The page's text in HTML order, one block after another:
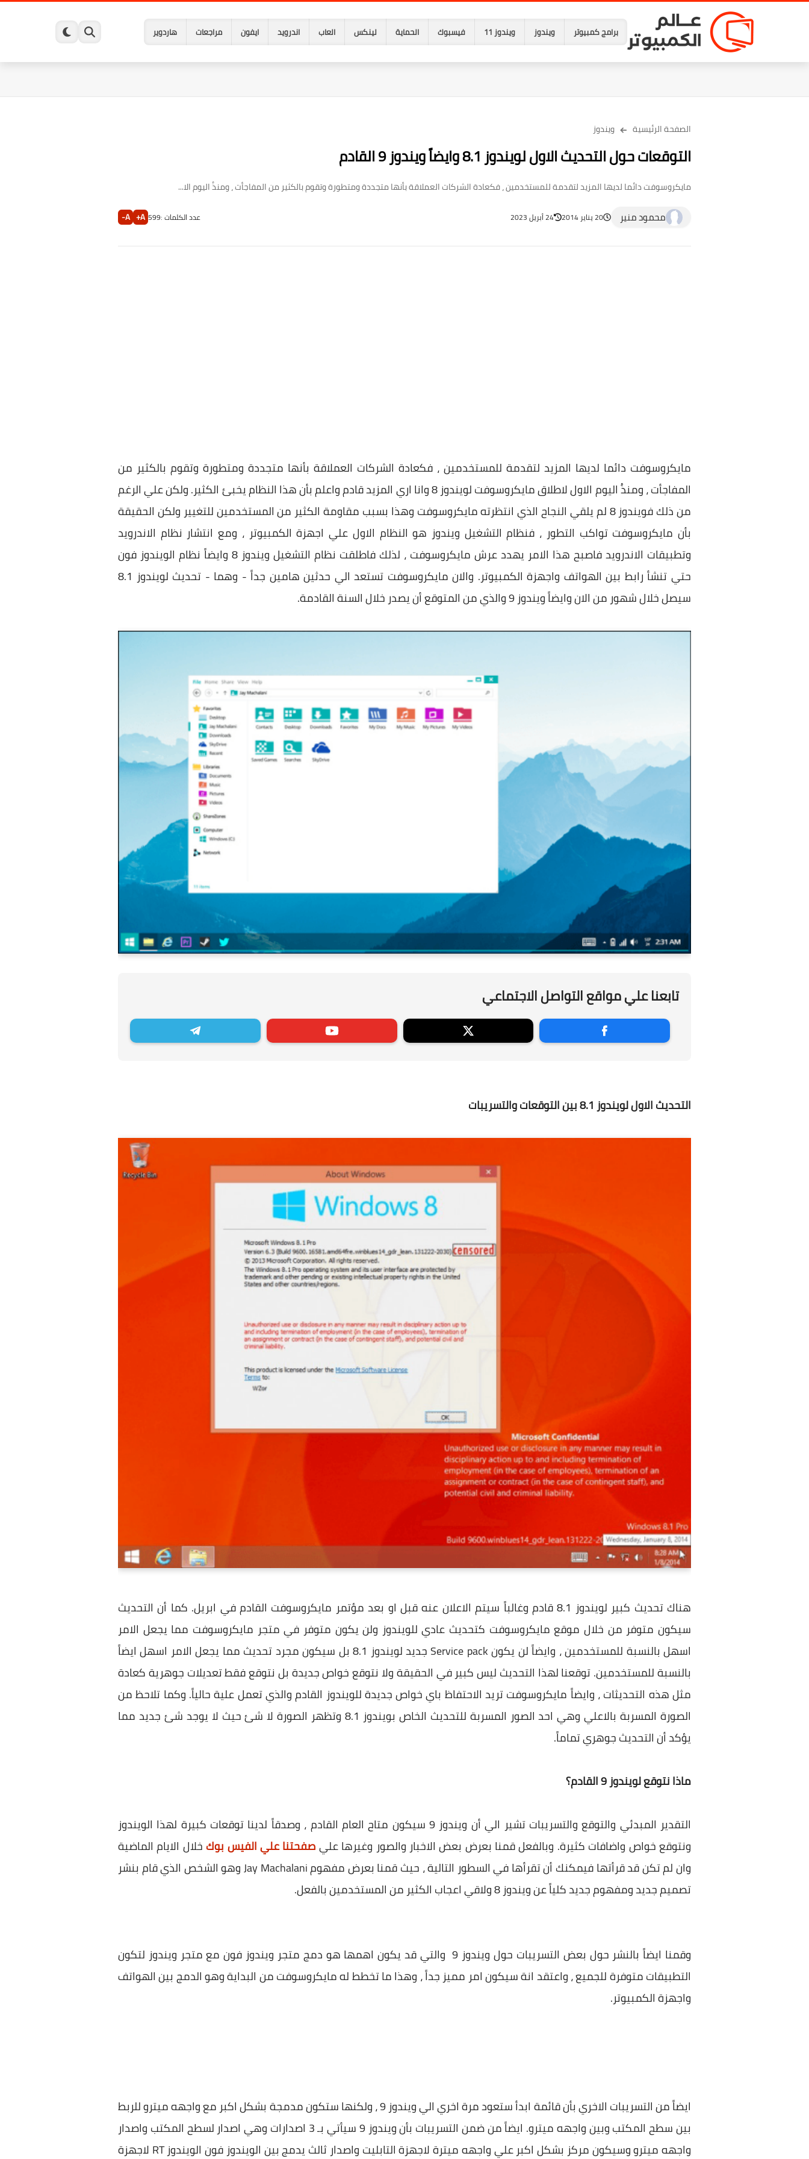
برامج كمبيوتر ويندوز ويندوز 11 فيسبوك الحماية لينكس العاب اندرويد ايفون مراجعات هاردوير
الصفحة الرئيسية ويندوز
التوقعات حول التحديث الاول لويندوز 8.1 وايضاً ويندوز 9 القادم
مايكروسوفت دائما لديها المزيد لتقدمة للمستخدمين ، فكعادة الشركات العملاقة بأنها متجددة ومتطورة وتقوم بالكثير من المفاجأت ، ومنذُ اليوم الا...
محمود منير 20 يناير 2014 24 أبريل 2023 عدد الكلمات :599
A+
A-
مايكروسوفت دائما لديها المزيد لتقدمة للمستخدمين ، فكعادة الشركات العملاقة بأنها متجددة ومتطورة وتقوم بالكثير من
المفاجأت ، ومنذُ اليوم الاول لاطلاق مايكروسوفت لويندوز 8 وانا اري المزيد قادم واعلم بأن هذا النظام يخبئ الكثير. ولكن علي الرغم
من ذلك فويندوز 8 لم يلقي النجاح الذي انتظرته مايكروسوفت وهذا بسبب مقاومة الكثير من المستخدمين للتغيير ولكن الحقيقة
بأن مايكروسوفت تواكب التطور ، فنظام التشغيل ويندوز هو النظام الاول علي اجهزة الكمبيوتر ، ومع انتشار نظام الاندرويد
وتطبيقات الاندرويد فاصبح هذا الامر يهدد عرش مايكروسوفت ، لذلك فاطلقت نظام التشغيل ويندوز 8 وايضاً نظام الويندوز فون
حتي تنشأ رابط بين الهواتف واجهزة الكمبيوتر. والان مايكروسوفت تستعد الي حدثين هامين جداً - وهما - تحديث لويندوز 8.1
سيصل خلال شهور من الان وايضاً ويندوز 9 والذي من المتوقع أن يصدر خلال السنة القادمة.
تابعنا علي مواقع التواصل الاجتماعي
التحديث الاول لويندوز 8.1 بين التوقعات والتسريبات
هناك تحديث كبير لويندوز 8.1 قادم وغالباً سيتم الاعلان عنه قبل او بعد مؤتمر مايكروسوفت القادم في ابريل. كما أن التحديث
سيكون متوفر من خلال موقع مايكروسوفت كتحديث عادي للويندوز ولن يكون متوفر في متجر مايكروسوفت مما يجعل الامر
اسهل بالنسبة للمستخدمين ، وايضاً لن يكون Service pack جديد لويندوز 8.1 بل سيكون مجرد تحديث مما يجعل الامر اسهل ايضاً
بالنسبة للمستخدمين. توقعنا لهذا التحديث ليس كبير في الحقيقة ولا نتوقع خواص جديدة بل نتوقع فقط تعديلات جوهرية كعادة
مثل هذه التحديثات ، وايضاً مايكروسوفت تريد الاحتفاظ باي خواص جديدة للويندوز القادم والذي تعمل علية حالياً. وكما تلاحظ من
الصورة المسربة بالاعلي وهي احد الصور المسربة للتحديث الخاص بويندوز 8.1 وتظهر الصورة لا شئ حيث لا يوجد شئ جديد مما
يؤكد أن التحديث جوهري تماماً.
ماذا نتوقع لويندوز 9 القادم؟
التقدير المبدئي والتوقع والتسريبات تشير الي أن ويندوز 9 سيكون متاح العام القادم ، وصدقاً لدينا توقعات كبيرة لهذا الويندوز
ونتوقع خواص واضافات كثيرة. وبالفعل قمنا بعرض بعض الاخبار والصور وغيرها عليصفحتنا علي الفيس بوك خلال الايام الماضية
وان لم تكن قد قرأتها فيمكنك أن تقرأها في السطور التالية ، حيث قمنا بعرض مفهوم
Jay Machalani وهو الشخص الذي قام بنشر
تصميم جديد ومفهوم جديد كلياً عن ويندوز 8 ولاقي اعجاب الكثير من المستخدمين بالفعل.
وقمنا ايضاً بالنشر حول بعض التسريبات حول ويندوز 9 والتي قد يكون اهمها هو دمج متجر ويندوز فون مع متجر ويندوز لتكون
التطبيقات متوفرة للجميع ، واعتقد انة سيكون امر مميز جداً ، وهذا ما تخطط له مايكروسوفت من البداية وهو الدمج بين الهواتف
واجهزة الكمبيوتر.
ايضاً من التسريبات الاخري بأن قائمة ابدأ ستعود مرة اخري الي ويندوز 9 ، ولكنها ستكون مدمجة بشكل اكبر مع واجهه ميترو للربط
بين سطح المكتب وبين واجهه ميترو. ايضاً من ضمن التسريبات بأن ويندوز 9 سيأتي بـ 3 اصدارات وهي اصدار لسطح المكتب واصدار
واجهه ميترو وسيكون مركز بشكل اكبر علي واجهه ميترة لاجهزة التابليت واصدار ثالث يدمج بين الويندوز فون الويندوز RT لاجهزة